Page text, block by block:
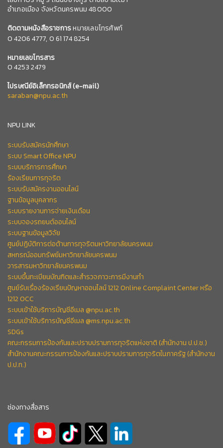
อำเภอเมือง จังหวัดนครพนม 48000
ติดตามหนังสือราชการหมายเลขโทรศัพท์
04206 4777, 0 61 174 8254
หมายเลขโทรสาร
0 4253 2479
ไปรษณีย์อิเล็กทรอนิกส์(e-mail)
saraban@npu.ac.th
NPU LINK
ระบบรับสมัครนักศึกษา
ระบบ Smart Office NPU
ระบบบริการการศึกษา
ร้องเรียนการทุจริต
ระบบรับสมัครงานออนไลน์
ฐานข้อมูลบุคลากร
ระบบรายงานการจ่ายเงินเดือน
ระบบจองรถยนต์ออนไลน์
ระบบฐานข้อมูลวิจัย
ศูนย์ปฏิบัติการต่อต้านการทุจริตมหาวิทยาลัยนครพนม
สหกรณ์ออมทรัพย์มหาวิทยาลัยนครพนม
วารสารมหาวิทยาลัยนครพนม
ระบบขึ้นทะเบียนบัณฑิตและสำรวจภาวะการมีงานทำ
ศูนย์รับเรื่องร้องเรียนปัญหาออนไลน์ 1212 Online Complaint Center หรือ
1212 OCC
ระบบเข้าใช้บริการบัญชีอีเมล @npu.ac.th
ระบบเข้าใช้บริการบัญชีอีเมล @ms.npu.ac.th
SDGs
คณะกรรมการป้องกันและปราบปรามการทุจริตแห่งชาติ (สำนักงาน ป.ป.ช.)
สำนักงานคณะกรรมการป้องกันและปราบปรามการทุจริตในภาครัฐ (สำนักงาน
ป.ป.ท.)
ช่องทางสื่อสาร